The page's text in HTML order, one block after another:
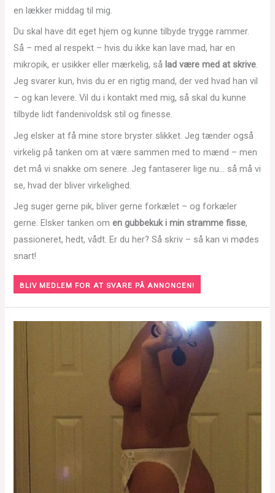
en lækker middag til mig.
Du skal have dit eget hjem og kunne tilbyde trygge rammer.
Så – med al respekt – hvis du ikke kan lave mad, har en
mikropik, er usikker eller mærkelig, så lad være med at skrive.
Jeg svarer kun, hvis du er en rigtig mand, der ved hvad han vil
– og kan levere. Vil du i kontakt med mig, så skal du kunne
tilbyde lidt fandenivoldsk stil og finesse.
Jeg elsker at få mine store bryster slikket. Jeg tænder også
virkelig på tanken om at være sammen med to mænd – men
det må vi snakke om senere. Jeg fantaserer lige nu… så må vi
se, hvad der bliver virkelighed.
Jeg suger gerne pik, bliver gerne forkælet – og forkæler
gerne. Elsker tanken omen gubbekuk i min stramme fisse,
passioneret, hedt, vådt. Er du her? Så skriv – så kan vi mødes
snart!
BLIV MEDLEM FOR AT SVARE PÅ ANNONCEN!